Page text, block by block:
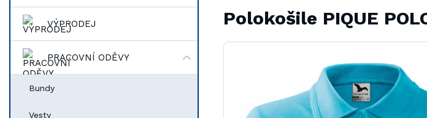
VÝPRODEJ
PRACOVNÍ ODĚVY
Bundy
Vesty
Polokošile PIQUE